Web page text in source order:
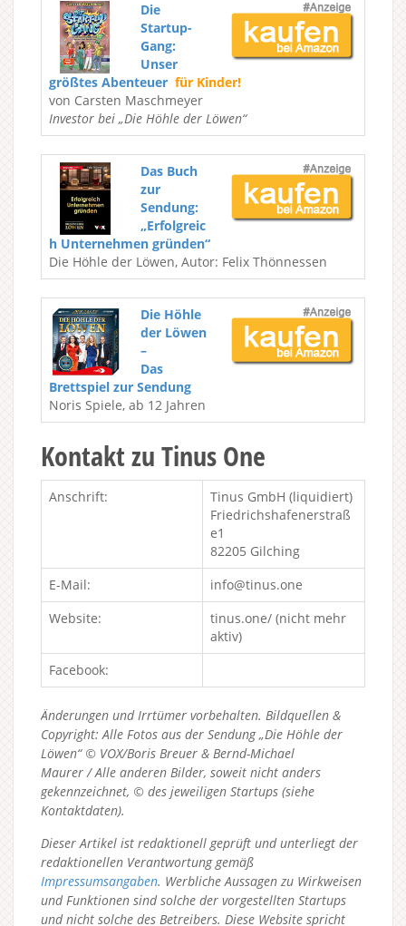
Die
Startup-
Gang:
Unser
größtes Abenteuer für Kinder!
von Carsten Maschmeyer
Investor bei „Die Höhle der Löwen“
Das Buch
zur
Sendung:
„Erfolgreic
h Unternehmen gründen“
Die Höhle der Löwen, Autor: Felix Thönnessen
Die Höhle
der Löwen
–
Das
Brettspiel zur Sendung
Noris Spiele, ab 12 Jahren
Kontakt zu Tinus One
Anschrift:
Tinus GmbH (liquidiert)
Friedrichshafenerstraß
e1
82205 Gilching
E-Mail:
info@tinus.one
Website:
tinus.one/ (nicht mehr
aktiv)
Facebook:
Änderungen und Irrtümer vorbehalten. Bildquellen &
Copyright: Alle Fotos aus der Sendung „Die Höhle der
Löwen“ © VOX/Boris Breuer & Bernd-Michael
Maurer / Alle anderen Bilder, soweit nicht anders
gekennzeichnet, © des jeweiligen Startups (siehe
Kontaktdaten).
Dieser Artikel ist redaktionell geprüft und unterliegt der
redaktionellen Verantwortung gemäß
Impressumsangaben. Werbliche Aussagen zu Wirkweisen
und Funktionen sind solche der vorgestellten Startups
und nicht solche des Betreibers. Diese Website spricht